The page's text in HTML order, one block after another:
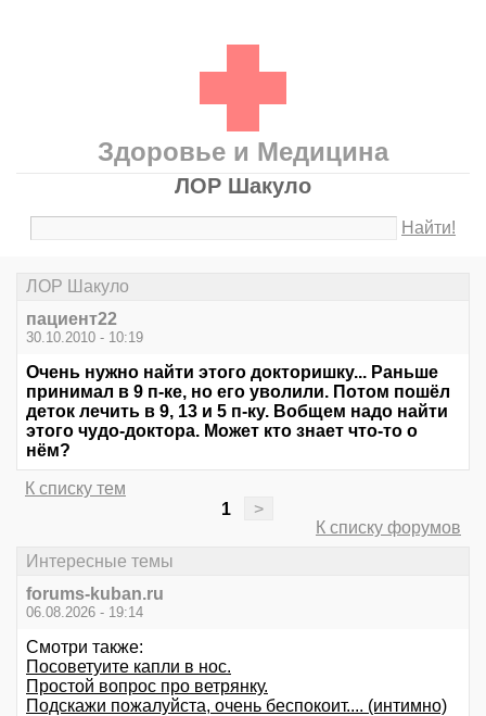
Здоровье и Медицина
ЛОР Шакуло
Найти!
ЛОР Шакуло
пациент22
30.10.2010 - 10:19
Очень нужно найти этого докторишку... Раньше
принимал в 9 п-ке, но его уволили. Потом пошёл
деток лечить в 9, 13 и 5 п-ку. Вобщем надо найти
этого чудо-доктора. Может кто знает что-то о
нём?
К списку тем
1
>
К списку форумов
Интересные темы
forums-kuban.ru
06.08.2026 - 19:14
Смотри также:
Посоветуите капли в нос.
Простой вопрос про ветрянку.
Подскажи пожалуйста, очень беспокоит.... (интимно)